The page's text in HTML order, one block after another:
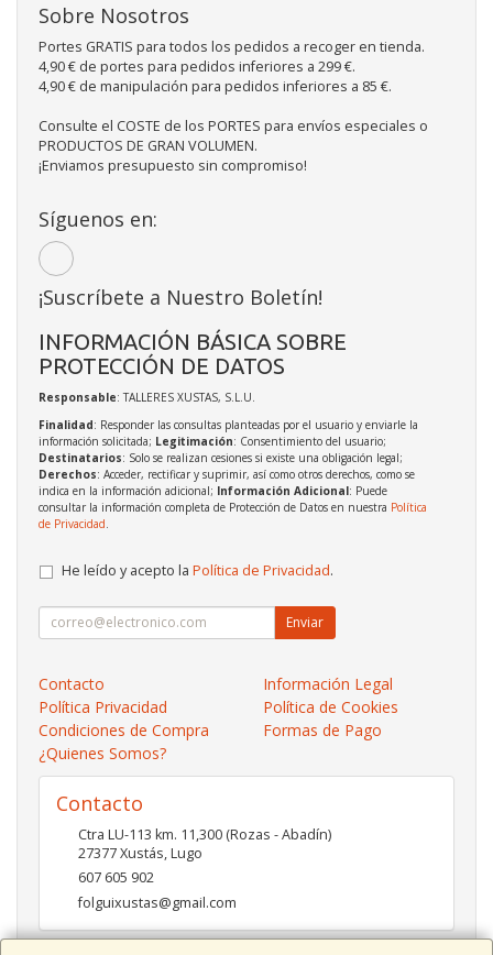
Sobre Nosotros
Portes GRATIS para todos los pedidos a recoger en tienda.
4,90 € de portes para pedidos inferiores a 299 €.
4,90 € de manipulación para pedidos inferiores a 85 €.
Consulte el COSTE de los PORTES para envíos especiales o
PRODUCTOS DE GRAN VOLUMEN.
¡Enviamos presupuesto sin compromiso!
Síguenos en:
¡Suscríbete a Nuestro Boletín!
INFORMACIÓN BÁSICA SOBRE
PROTECCIÓN DE DATOS
Responsable: TALLERES XUSTAS, S.L.U.
Finalidad: Responder las consultas planteadas por el usuario y enviarle la
información solicitada; Legitimación: Consentimiento del usuario;
Destinatarios: Solo se realizan cesiones si existe una obligación legal;
Derechos: Acceder, rectificar y suprimir, así como otros derechos, como se
indica en la información adicional; Información Adicional: Puede
consultar la información completa de Protección de Datos en nuestra Política
de Privacidad
He leído y acepto la Política de Privacidad.
Enviar
Contacto
Información Legal
Política Privacidad
Política de Cookies
Condiciones de Compra
Formas de Pago
¿Quienes Somos?
Contacto
Ctra LU-113 km. 11,300 (Rozas - Abadín)
27377Xustás,Lugo
607 605 902
folguixustas@gmail.com